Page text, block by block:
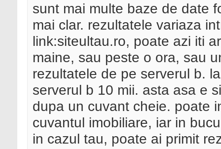
sunt mai multe baze de date
mai clar. rezultatele variaza
link:siteultau.ro, poate azi iti
maine, sau peste o ora, sau
rezultatele de pe serverul b.
serverul b 10 mii. asta asa e
dupa un cuvant cheie. poate
cuvantul imobiliare, iar in
in cazul tau, poate ai primit